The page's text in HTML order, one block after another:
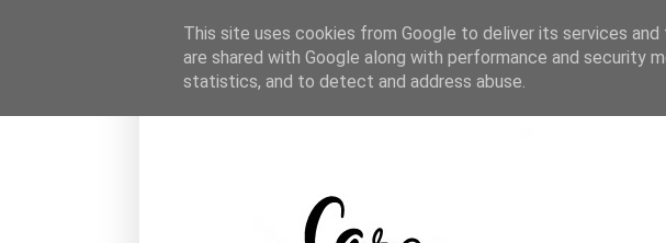
This site uses cookies from Google to deliver its services
are shared with Google along with performance and security
statistics, and to detect and address abuse.